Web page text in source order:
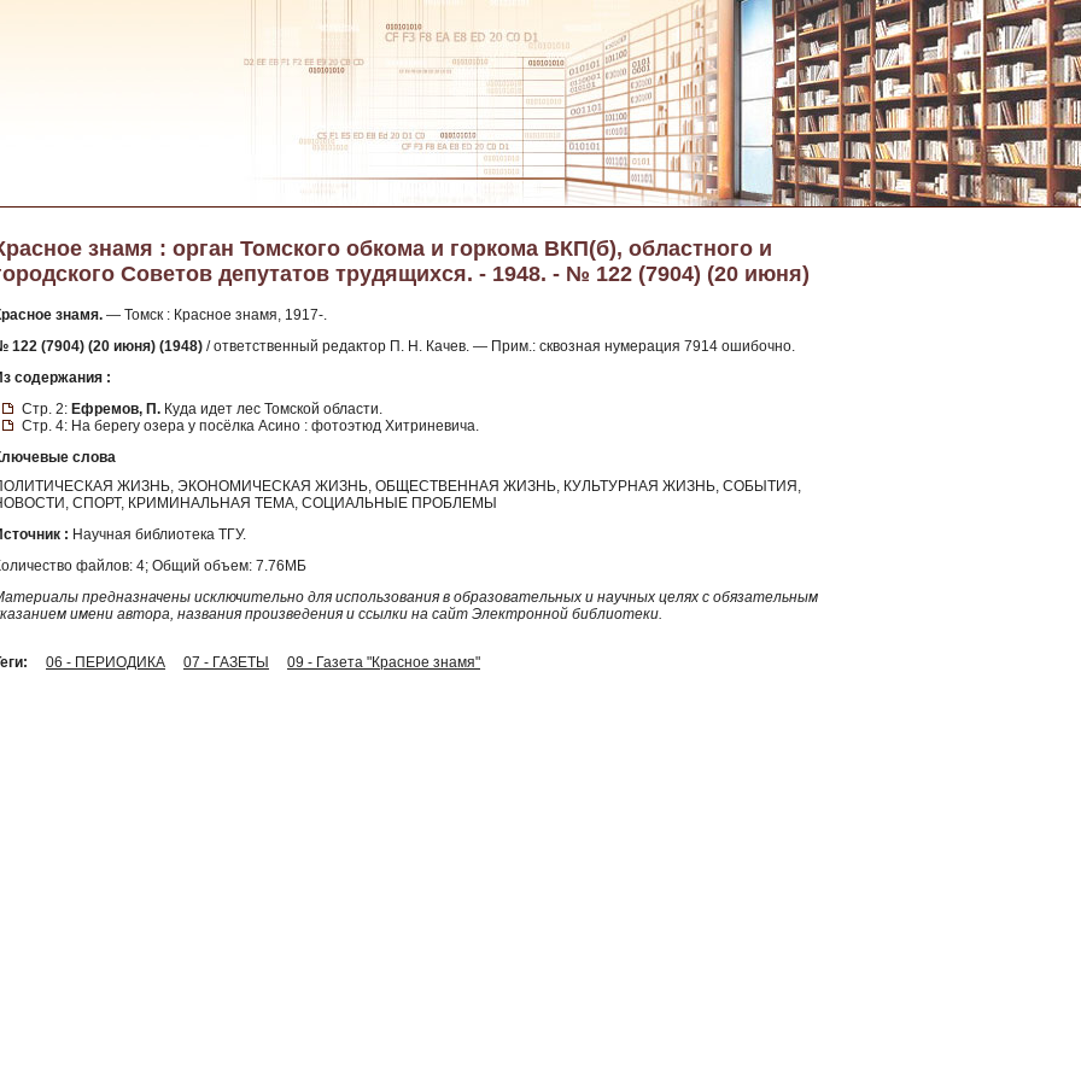
знамя : орган Томского обкома и горкома ВКП(б), областного и
Советов депутатов трудящихся. - 1948. - № 122 (7904) (20 июня)
знамя. — Томск : Красное знамя, 1917-.
122 (7904) (20 июня) (1948) / ответственный редактор П. Н. Качев. — Прим.: сквозная нумерация 7914 ошибочно.
содержания :
Стр. 2: Ефремов, П. Куда идет лес Томской области.
Стр. 4: На берегу озера у посёлка Асино : фотоэтюд Хитриневича.
слова
ЖИЗНЬ, ЭКОНОМИЧЕСКАЯ ЖИЗНЬ, ОБЩЕСТВЕННАЯ ЖИЗНЬ, КУЛЬТУРНАЯ ЖИЗНЬ, СОБЫТИЯ,
СПОРТ, КРИМИНАЛЬНАЯ ТЕМА, СОЦИАЛЬНЫЕ ПРОБЛЕМЫ
: Научная библиотека ТГУ.
файлов: 4; Общий объем: 7.76МБ
предназначены исключительно для использования в образовательных и научных целях с обязательным
имени автора, названия произведения и ссылки на сайт Электронной библиотеки.
06 - ПЕРИОДИКА 07 - ГАЗЕТЫ 09 - Газета "Красное знамя"